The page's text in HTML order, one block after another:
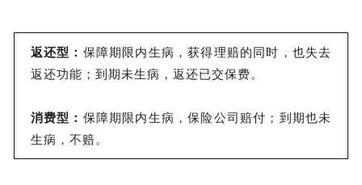
返还型： 保障期限内生病，获得理赔的同时，也失去
返还功能；到期未生病，返还已交保费。
消费型： 保障期限内生病，保险公司赔付；到期也未
生病，不赔。